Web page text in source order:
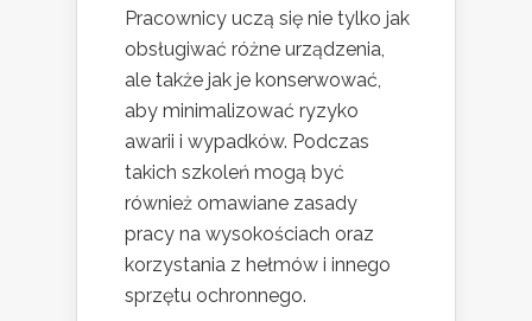
Pracownicy uczą się nie tylko jak
obsługiwać różne urządzenia,
ale także jak je konserwować,
aby minimalizować ryzyko
awarii i wypadków. Podczas
takich szkoleń mogą być
również omawiane zasady
pracy na wysokościach oraz
korzystania z hełmów i innego
sprzętu ochronnego.